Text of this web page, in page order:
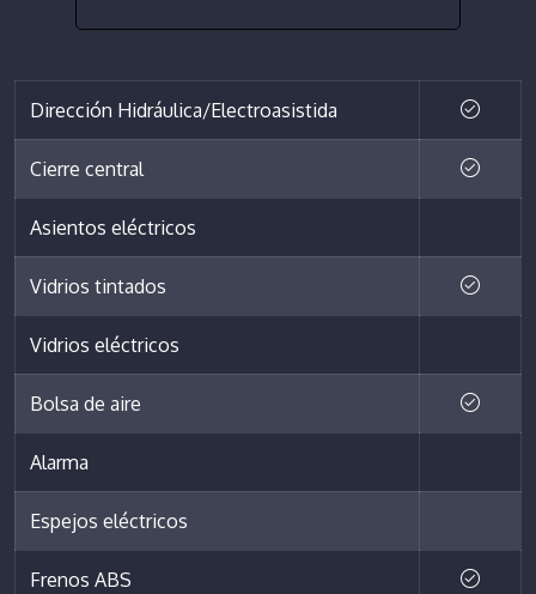
Dirección Hidráulica/Electroasistida
Cierre central
Asientos eléctricos
Vidrios tintados
Vidrios eléctricos
Bolsa de aire
Alarma
Espejos eléctricos
Frenos ABS